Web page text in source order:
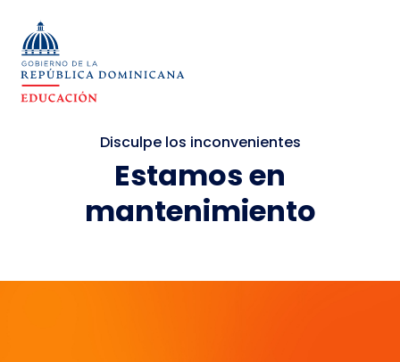
Disculpe los inconvenientes
Estamos en
mantenimiento